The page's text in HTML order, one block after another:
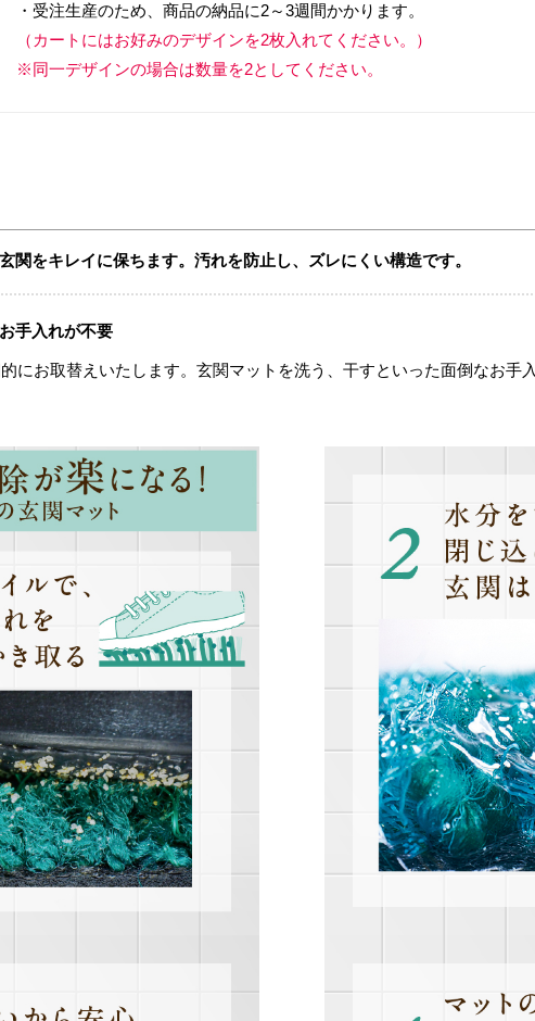
・受注生産のため、商品の納品に2～3週間かかります。
（カートにはお好みのデザインを2枚入れてください。）
※同一デザインの場合は数量を2としてください。
関をキレイに保ちます。汚れを防止し、ズレにくい構造です。
手入れが不要
にお取替えいたします。玄関マットを洗う、干すといった面倒なお手